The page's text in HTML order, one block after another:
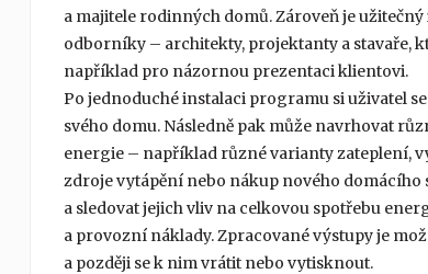
a majitele rodinných domů. Zároveň je užitečný
odborníky – architekty, projektanty a stavaře,
například pro názornou prezentaci klientovi.
Po jednoduché instalaci programu si uživatel
svého domu. Následně pak může navrhovat
energie – například různé varianty zateplení,
zdroje vytápění nebo nákup nového domácího
a sledovat jejich vliv na celkovou spotřebu
a provozní náklady. Zpracované výstupy je
a později se k nim vrátit nebo vytisknout.